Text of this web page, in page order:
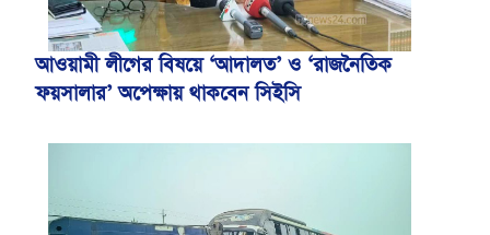
আওয়ামী লীগের বিষয়ে ‘আদালত’ ও ‘রাজনৈতিক
ফয়সালার’ অপেক্ষায় থাকবেন সিইসি